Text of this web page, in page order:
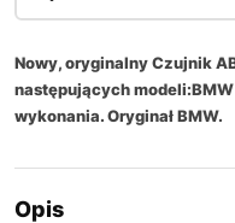
Nowy, oryginalny Czujnik
następujących
wykonania. Oryginał BMW.
Opis